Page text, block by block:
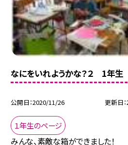
なにをいれようかな？２ 1年生
公開日 2020/11/26 更新日
１年生のページ
みんな、素敵な箱ができました！